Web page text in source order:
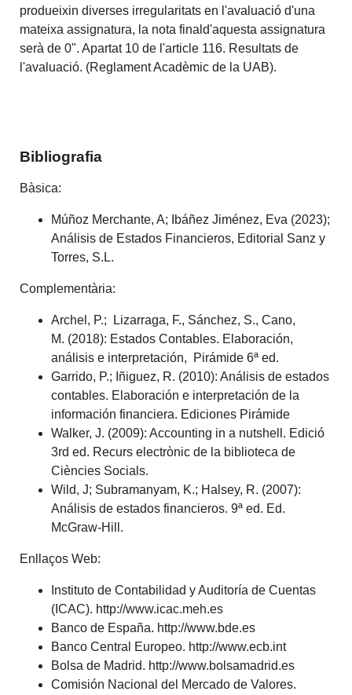
produeixin diverses irregularitats en l'avaluació d'una
mateixa assignatura, la nota finald'aquesta assignatura
serà de 0". Apartat 10 de l'article 116. Resultats de
l'avaluació. (Reglament Acadèmic de la UAB).
Bibliografia
Bàsica:
Múñoz Merchante, A; Ibáñez Jiménez, Eva (2023);
Análisis de Estados Financieros, Editorial Sanz y
Torres, S.L.
Complementària:
Archel, P.; Lizarraga, F., Sánchez, S., Cano,
M. (2018): Estados Contables. Elaboración,
análisis e interpretación, Pirámide 6ª ed.
Garrido, P.; Iñiguez, R. (2010): Análisis de estados
contables. Elaboración e interpretación de la
información financiera. Ediciones Pirámide
Walker, J. (2009): Accounting in a nutshell. Edició
3rd ed. Recurs electrònic de la biblioteca de
Ciències Socials.
Wild, J; Subramanyam, K.; Halsey, R. (2007):
Análisis de estados financieros. 9ª ed. Ed.
McGraw-Hill.
Enllaços Web:
Instituto de Contabilidad y Auditoría de Cuentas
(ICAC). http://www.icac.meh.es
Banco de España. http://www.bde.es
Banco Central Europeo. http://www.ecb.int
Bolsa de Madrid. http://www.bolsamadrid.es
Comisión Nacional del Mercado de Valores.